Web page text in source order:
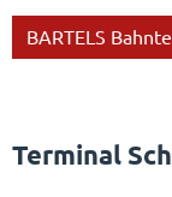
BARTELS
Terminal